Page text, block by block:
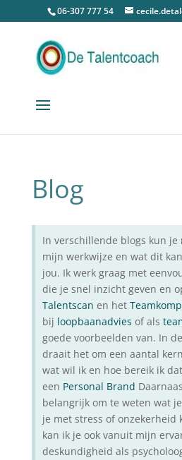
06-307 777 54
Blog
In verschillende blogs kun je
mijn werkwijze en wat dit
jou. Ik werk graag met
die je snel inzicht geven en
Talentscan en het
bij loopbaanadvies of als
goede voorbeelden van. In
draait het om een aantal
wat wil ik en hoe bereik ik
een Personal Brand
belangrijk om te weten wat
je met stress of onzekerheid
kan ik je ook vanuit mijn
deskundigheid als